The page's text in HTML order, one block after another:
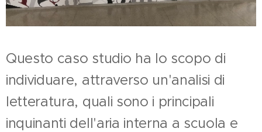
Questo caso studio ha lo scopo di
individuare, attraverso un'analisi di
letteratura, quali sono i principali
inquinanti dell'aria interna a scuola e